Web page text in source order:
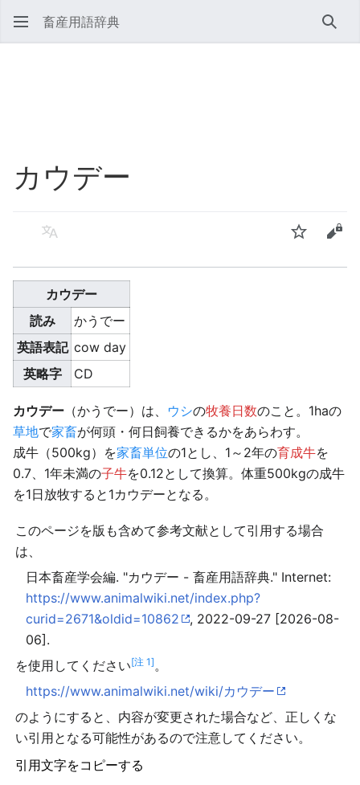
畜産用語辞典 検索
カウデー
言語 ウォッチソ
カウデー
読み
かうでー
英語表記 cow day
英略字
CD
カウデー （かうでー）は、 ウシの牧養日数のこと。1haの
草地で家畜が何頭・何日飼養できるかをあらわす。
成牛（500kg）を家畜単位の1とし、1～2年の育成牛を
0.7、1年未満の子牛を0.12として換算。体重500kgの成牛
を1日放牧すると1カウデーとなる。
このページを版も含めて参考文献として引用する場合
は、
日本畜産学会編. "カウデー - 畜産用語辞典." Internet:
https://www.animalwiki.net/index.php?
curid=2671&oldid=10862
, 2022-09-27 [2026-08-
06].
を使用してください[注 1]。
https://www.animalwiki.net/wiki/カウデー
のようにすると、内容が変更された場合など、正しくな
い引用となる可能性があるので注意してください。
引用文字をコピーする